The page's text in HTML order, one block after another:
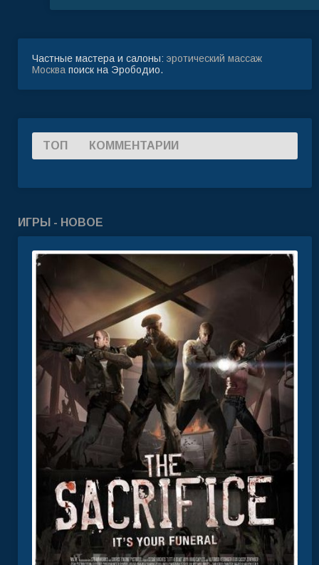
Частные мастера и салоны: эротический массаж
Москва поиск на Эрободио.
ТОП КОММЕНТАРИИ
ИГРЫ - НОВОЕ